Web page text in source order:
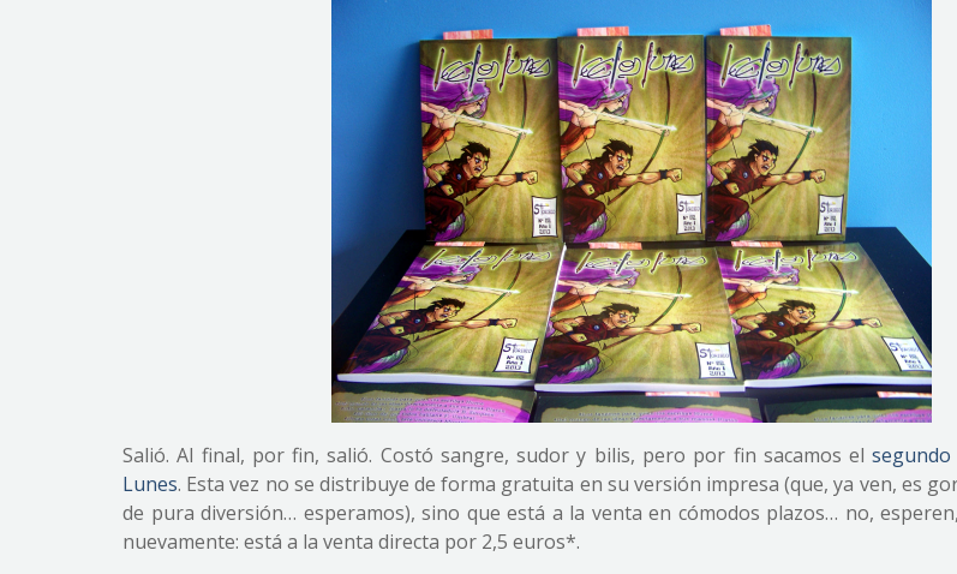
Salió. Al final, por fin, salió. Costó sangre, sudor y bilis, pero por fin sacamos el
Lunes. Esta vez no se distribuye de forma gratuita en su versión impresa (que, ya ven, es
de pura diversión… esperamos), sino que está a la venta en cómodos plazos… no,
nuevamente: está a la venta directa por 2,5 euros*.